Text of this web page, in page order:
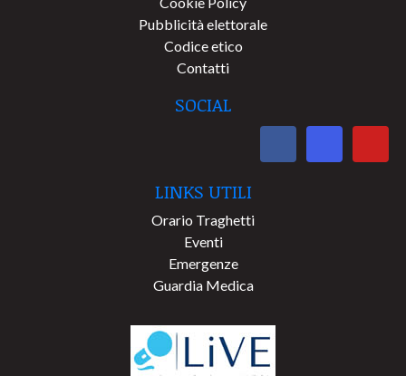
Pubblicità elettorale
Codice etico
Contatti
SOCIAL
LINKS UTILI
Orario Traghetti
Eventi
Emergenze
Guardia Medica